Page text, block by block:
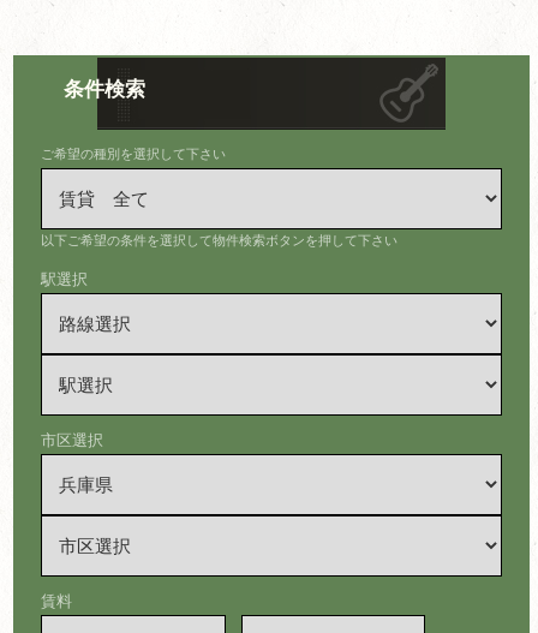
条件検索
ご希望の種別を選択して下さい
以下ご希望の条件を選択して物件検索ボタンを押して下さい
駅選択
市区選択
賃料